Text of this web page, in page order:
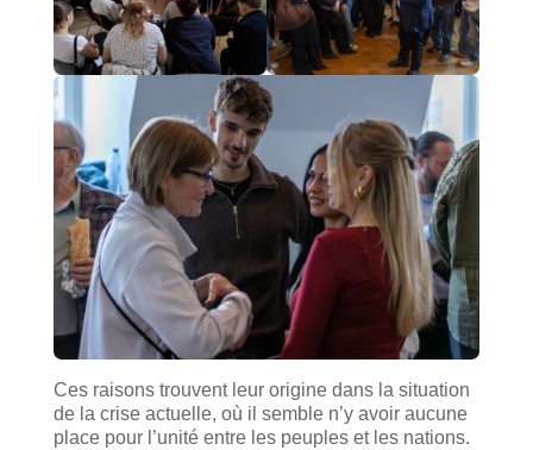
Ces raisons trouvent leur origine dans la situation
de la crise actuelle, où il semble n’y avoir aucune
place pour l’unité entre les peuples et les nations.